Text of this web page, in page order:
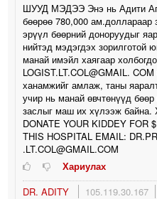
ШУУД МЭДЭЭ Энэ нь Адити
бөөрөө 780,000 ам.доллараар
эрүүл бөөрний доноруудыг
нийтэд мэдэгдэх зорилготой
манай имэйл хаягаар
LOGIST.LT.COL@GMAIL.
ханамжийг амлаж, таны
учир нь манай өвчтөнүүд
заслыг маш их хүлээж байна.
DONATE YOUR KIDDEY FOR
THIS HOSPITAL EMAIL:
.LT.COL@GMAIL.COM
Хариулах
DR. ADITY
105.119.30.167